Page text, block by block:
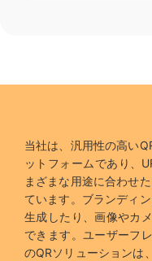
当社は、汎用性の高い
ットフォームであり、
まざまな用途に合わせ
ています。ブランディ
生成したり、画像やカ
できます。ユーザーフ
のQRソリューションは